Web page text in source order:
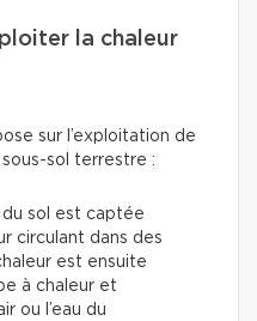
la chaleur
sur l’exploitation de
sol terrestre :
du sol est captée
circulant dans des
est ensuite
à chaleur et
ou l’eau du